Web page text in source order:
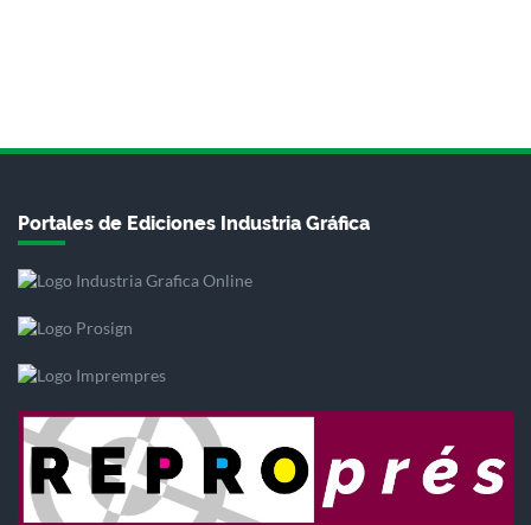
Portales de Ediciones Industria Gráfica